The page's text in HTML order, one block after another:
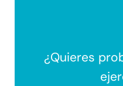
¿Quieres